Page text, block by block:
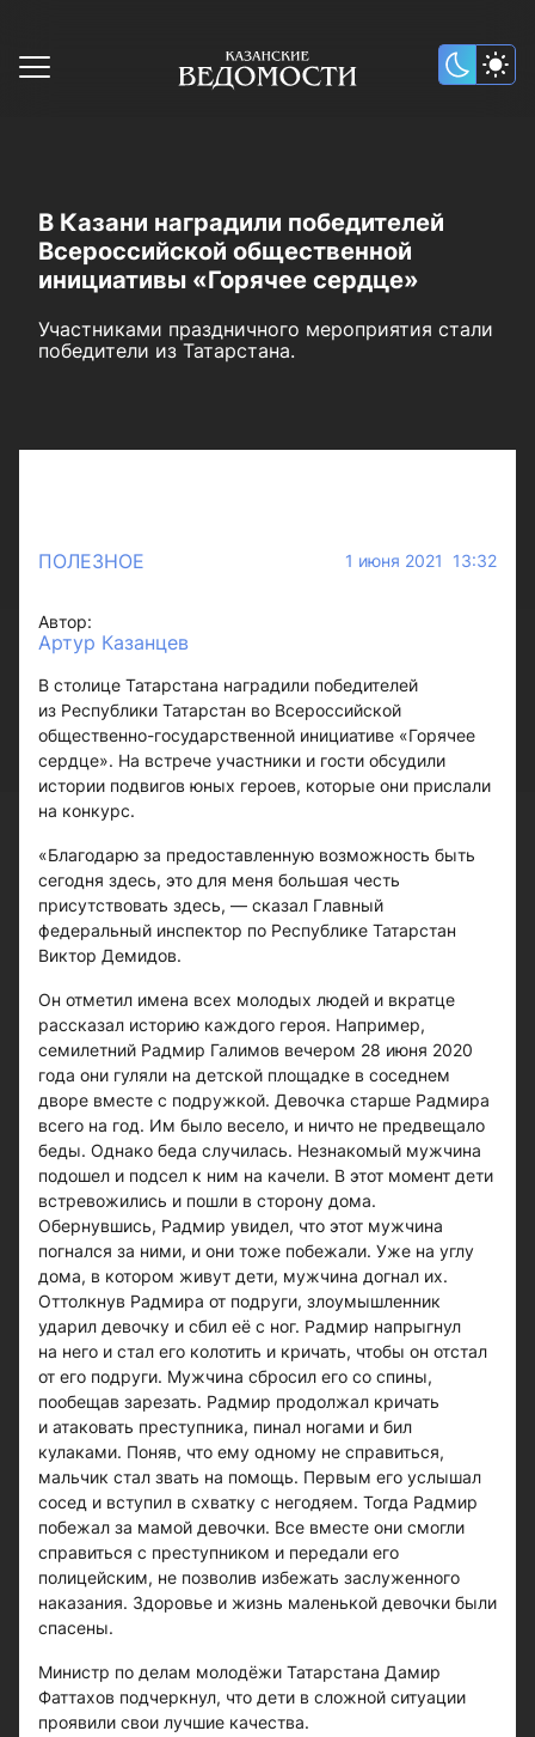
В Казани наградили победителей
Всероссийской общественной
инициативы «Горячее сердце»
Участниками праздничного мероприятия стали
победители из Татарстана.
ПОЛЕЗНОЕ 1 июня 2021 13:32
Автор:
Артур Казанцев
В столице Татарстана наградили победителей
из Республики Татарстан во Всероссийской
общественно-государственной инициативе «Горячее
сердце». На встрече участники и гости обсудили
истории подвигов юных героев, которые они прислали
на конкурс.
«Благодарю за предоставленную возможность быть
сегодня здесь, это для меня большая честь
присутствовать здесь, — сказал Главный
федеральный инспектор по Республике Татарстан
Виктор Демидов.
Он отметил имена всех молодых людей и вкратце
рассказал историю каждого героя. Например,
семилетний Радмир Галимов вечером 28 июня 2020
года они гуляли на детской площадке в соседнем
дворе вместе с подружкой. Девочка старше Радмира
всего на год. Им было весело, и ничто не предвещало
беды. Однако беда случилась. Незнакомый мужчина
подошел и подсел к ним на качели. В этот момент дети
встревожились и пошли в сторону дома.
Обернувшись, Радмир увидел, что этот мужчина
погнался за ними, и они тоже побежали. Уже на углу
дома, в котором живут дети, мужчина догнал их.
Оттолкнув Радмира от подруги, злоумышленник
ударил девочку и сбил её с ног. Радмир напрыгнул
на него и стал его колотить и кричать, чтобы он отстал
от его подруги. Мужчина сбросил его со спины,
пообещав зарезать. Радмир продолжал кричать
и атаковать преступника, пинал ногами и бил
кулаками. Поняв, что ему одному не справиться,
мальчик стал звать на помощь. Первым его услышал
сосед и вступил в схватку с негодяем. Тогда Радмир
побежал за мамой девочки. Все вместе они смогли
справиться с преступником и передали его
полицейским, не позволив избежать заслуженного
наказания. Здоровье и жизнь маленькой девочки были
спасены.
Министр по делам молодёжи Татарстана Дамир
Фаттахов подчеркнул, что дети в сложной ситуации
проявили свои лучшие качества.